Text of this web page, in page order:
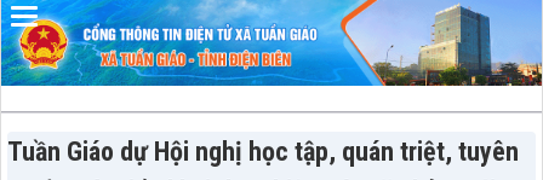
Tuần Giáo dự Hội nghị học tập, quán triệt, tuyên
Đã kết nối EMC